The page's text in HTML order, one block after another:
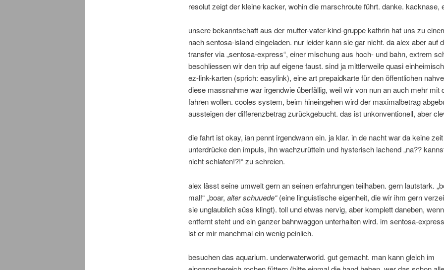
resolut zeigt der kleine kacker, wohin die marschroute führt. danke. kacknase,
unsere bekanntschaft aus der mutter-vater-kind-gruppe kathrin hat uns zu
nach sentosa-island eingeladen. nur leider kann sie gar nicht. da alex aber auf
transfer via „sentosa-express“, einer mischung aus hoch- und bahn, extrem
beschliessen wir den trip auf eigene faust. sind ja mittlerweile quasi
ez-link-karten (sprich: easylink), eine art prepaidkarte für den öffentlichen
diese massnahme war irgendwie überfällig, weil wir von nun an auch mehr mit
fahren wollen. cooles system, beim hineingehen wird der maximalbetrag
aussteigen der differenzbetrag zurückgebucht. das ist unkonventionell, aber
die fahrt ist okay, ian pennt irgendwann ein. ja klar. in de nacht war da keine
unterdrücke den impuls, ihn wachzurütteln und hysterisch lachend „na??
nicht schlafen!?!“ zu schreien.
alex lässt seine umwelt gern an seinen erfahrungen teilhaben. gern lautstark.
mal!“ „boar, alter schuuede“(eine linguistische eigenheit, die wir ihm gern
sie unglaublich süss klingt). toll und etwas nervig, aber komplett daneben,
entfernt steht und ein ganzer bahnwaggon unterhalten wird. im sentosa-
ist er mir manchmal ein wenig peinlich.
besuchen das aquarium. underwaterworld. gut gemacht. man kann gleich im